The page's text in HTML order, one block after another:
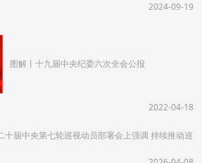
2024-09-19
​图解丨十九届中央纪委六次全会公报
2022-04-18
十届中央第七轮巡视动员部署会上强调 持续推动巡